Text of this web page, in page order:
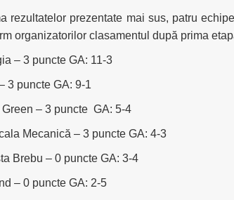
rezultatelor prezentate mai sus, patru
organizatorilor clasamentul după prima
– 3 puncte GA: 11-3
3 puncte GA: 9-1
Green – 3 puncte GA: 5-4
Mecanică – 3 puncte GA: 4-3
Brebu – 0 puncte GA: 3-4
– 0 puncte GA: 2-5